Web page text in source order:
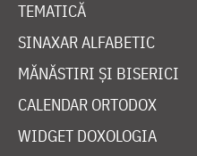
TEMATICĂ
SINAXAR ALFABETIC
MĂNĂSTIRI ȘI BISERICI
CALENDAR ORTODOX
WIDGET DOXOLOGIA